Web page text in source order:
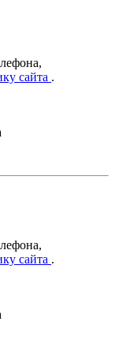
сайта .
сайта .